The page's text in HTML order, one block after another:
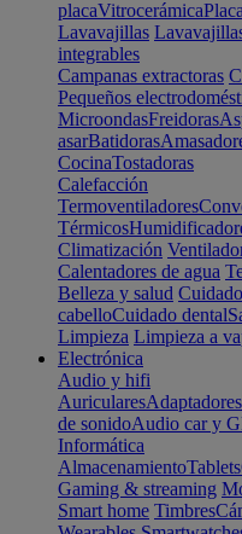
placaVitrocerámica
Lavavajillas
integrables
Campanas extractoras
Pequeños
MicroondasFreidoras
asarBatidoras
CocinaTostadoras
Calefacción
Termoventiladores
Térmicos
Climatización
Calentadores de agua
Belleza y salud
cabelloCuidado dental
Limpieza Limpieza a
Electrónica
Audio y hifi
AuricularesAdaptadores
de sonidoAudio car y
Informática
AlmacenamientoTablets
Gaming & streaming
Smart home Timbres